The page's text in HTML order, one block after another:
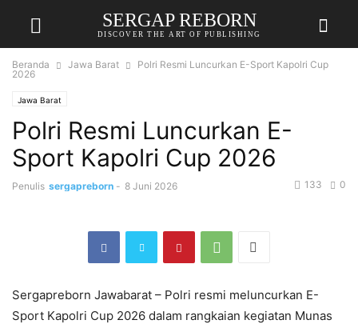
SERGAP REBORN
DISCOVER THE ART OF PUBLISHING
Beranda Jawa Barat
Polri Resmi Luncurkan E-Sport Kapolri Cup
2026
Jawa Barat
Polri Resmi Luncurkan E-
Sport Kapolri Cup 2026
Penulis sergapreborn - 8 Juni 2026 0
133
Sergapreborn Jawabarat – Polri resmi meluncurkan E-
Sport Kapolri Cup 2026 dalam rangkaian kegiatan Munas